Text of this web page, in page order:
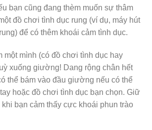
bạn cũng đang thèm muốn sự thâm
đồ chơi tình dục rung (ví dụ, máy hút
để có thêm khoái cảm tình dục.
một mình (có đồ chơi tình dục hay
xuống giường! Dang rộng chân hết
thể bám vào đầu giường nếu có thể
hoặc đồ chơi tình dục bạn chọn. Giữ
bạn cảm thấy cực khoái phun trào